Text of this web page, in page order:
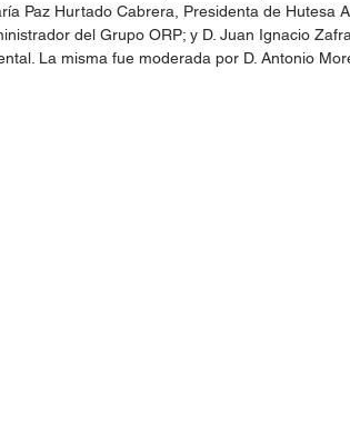
Paz Hurtado Cabrera, Presidenta de Hutesa
del Grupo ORP; y D. Juan Ignacio
La misma fue moderada por D. Antonio